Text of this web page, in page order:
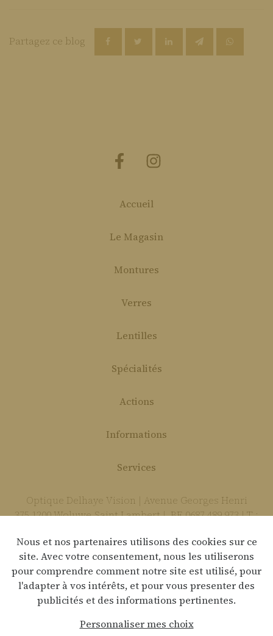
Partagez ce blog
Accueil
Le Magasin
Montures
Verres
Lentilles
Spécialités
Actions
Informations
Services
Déclaration de confidentialité
Clause de non-responsabilité
Optique Delhaye Vision | Avenue Georges Henri
375 1200 Woluwe-Saint-Lambert | BE 0687 489 973 | T :
Nous et nos partenaires utilisons des cookies sur ce
site. Avec votre consentement, nous les utiliserons
pour comprendre comment notre site est utilisé, pour
l'adapter à vos intérêts, et pour vous presenter des
publicités et des informations pertinentes.
Personnaliser mes choix